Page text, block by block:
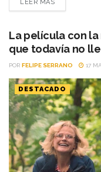
introducir una
desde ahora,
una vez en la misma
LEER MÁS
La película con
que todavía no
POR FELIPE SERRANO 17
DESTACADO